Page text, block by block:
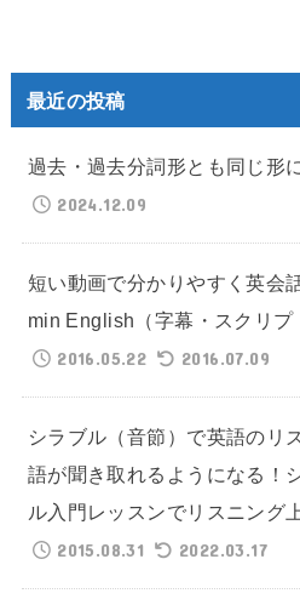
最近の投稿
過去・過去分詞形とも同じ形
2024.12.09
短い動画で分かりやすく英会
min English（字幕・スクリプ
2016.05.22
2016.07.09
シラブル（音節）で英語のリ
語が聞き取れるようになる！
ル入門レッスンでリスニング
2015.08.31
2022.03.17